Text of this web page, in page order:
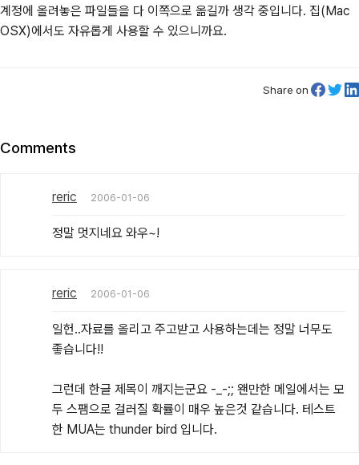
계정에 올려놓은 파일들을 다 이쪽으로 옮길까 생각 중입니다. 집(Mac
OSX)에서도 자유롭게 사용할 수 있으니까요.
Share on
Comments
reric 2006-01-06
정말 멋지네요 와우~!
reric 2006-01-06
일헌..자료를 올리고 주고받고 사용하는데는 정말 너무도
좋습니다!!
그런데 한글 제목이 깨지는군요 -_-;; 왠만한 메일에서는 모
두 스팸으로 걸러질 확률이 매우 높은것 같습니다. 테스트
한 MUA는 thunder bird 입니다.